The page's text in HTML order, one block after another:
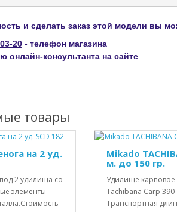
и сделать заказ этой модели вы
20 - телефон магазина
онлайн-консультанта на сайте
товары
на 2 уд.
2 удилища со
элементы
Mikado
м. до 150 гр.
Удилище карповое
Tachibana Carp
Транспортная